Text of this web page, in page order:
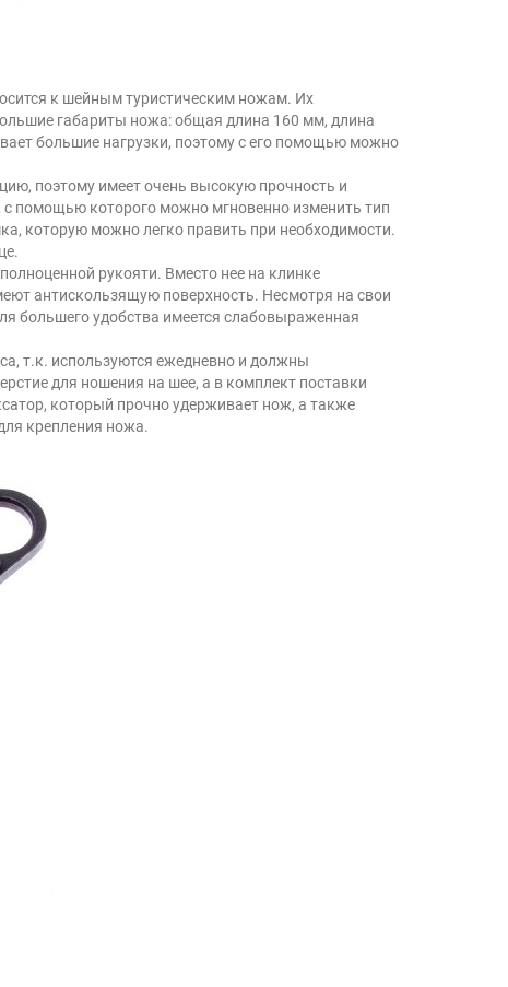
к шейным туристическим ножам. Их
габариты ножа: общая длина 160 мм, длина
большие нагрузки, поэтому с его помощью можно
поэтому имеет очень высокую прочность и
с помощью которого можно мгновенно изменить тип
которую можно легко править при необходимости.
рукояти. Вместо нее на клинке
антискользящую поверхность. Несмотря на свои
большего удобства имеется слабовыраженная
т.к. используются ежедневно и должны
для ношения на шее, а в комплект поставки
который прочно удерживает нож, а также
крепления ножа.